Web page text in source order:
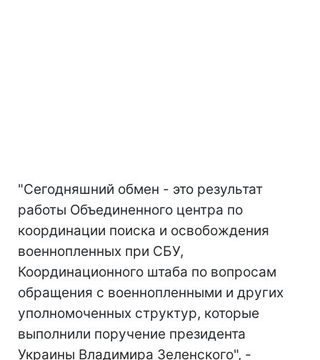
"Сегодняшний обмен - это результат
работы Объединенного центра по
координации поиска и освобождения
военнопленных при СБУ,
Координационного штаба по вопросам
обращения с военнопленными и других
уполномоченных структур, которые
выполнили поручение президента
Украины Владимира Зеленского", -